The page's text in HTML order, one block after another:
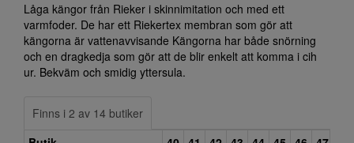
Låga kängor från Rieker i skinnimitation och med ett
varmfoder. De har ett Riekertex membran som gör att
kängorna är vattenavvisande Kängorna har både snörning
och en dragkedja som gör att de blir enkelt att komma i cih
ur. Bekväm och smidig yttersula.
Finns i 2 av 14 butiker